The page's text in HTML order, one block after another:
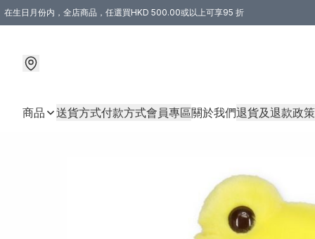
在生日月份内，全店商品，任選買HKD 500.00或以上可享95 折
商品 送貨方式付款方式會員專區關於我們退貨及退款政策